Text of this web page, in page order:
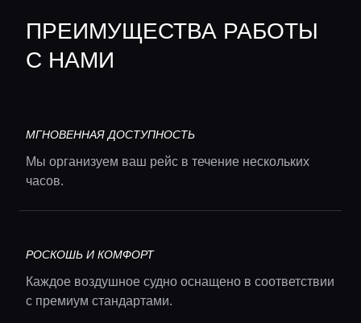
ПРЕИМУЩЕСТВА РАБОТЫ
С НАМИ
МГНОВЕННАЯ ДОСТУПНОСТЬ
Мы организуем ваш рейс в течение нескольких
часов.
РОСКОШЬ И КОМФОРТ
Каждое воздушное судно оснащено в соответствии
с премиум стандартами.